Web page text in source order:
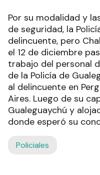
Por su modalidad y
de seguridad, la
delincuente, pero
el 12 de diciembre
trabajo del personal
de la Policía de
al delincuente en
Aires. Luego de su
Gualeguaychú y
donde esperó su
Policiales